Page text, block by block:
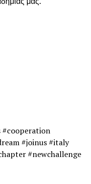
#cooperation
#joinus #italy
#newchallenge